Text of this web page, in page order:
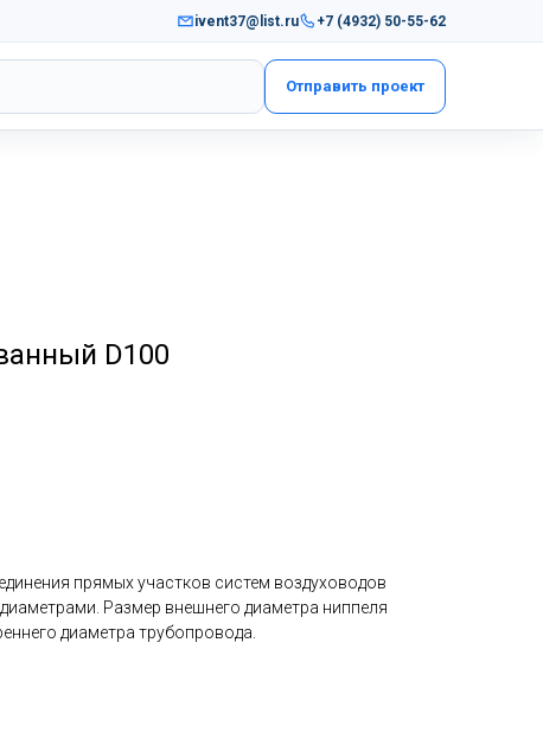
ivent37@list.ru +7 (4932) 50-55-62
Отправить проект
D100
прямых участков систем воздуховодов
Размер внешнего диаметра ниппеля
диаметра трубопровода.